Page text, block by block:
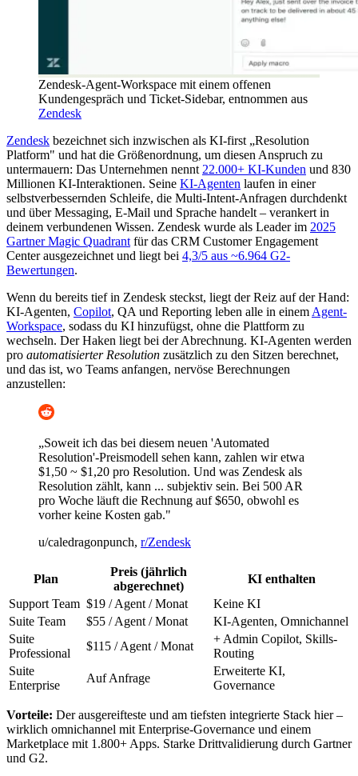
Zendesk-Agent-Workspace mit einem offenen
Kundengespräch und Ticket-Sidebar, entnommen aus
Zendesk
Zendesk bezeichnet sich inzwischen als KI-first „Resolution
Platform" und hat die Größenordnung, um diesen Anspruch zu
untermauern: Das Unternehmen nennt 22.000+ KI-Kunden und 830
Millionen KI-Interaktionen. Seine KI-Agenten laufen in einer
selbstverbessernden Schleife, die Multi-Intent-Anfragen durchdenkt
und über Messaging, E-Mail und Sprache handelt – verankert in
deinem verbundenen Wissen. Zendesk wurde als Leader im 2025
Gartner Magic Quadrant für das CRM Customer Engagement
Center ausgezeichnet und liegt bei 4,3/5 aus ~6.964 G2-
Bewertungen.
Wenn du bereits tief in Zendesk steckst, liegt der Reiz auf der Hand:
KI-Agenten, Copilot, QA und Reporting leben alle in einem Agent-
Workspace, sodass du KI hinzufügst, ohne die Plattform zu
wechseln. Der Haken liegt bei der Abrechnung. KI-Agenten werden
pro automatisierter Resolution zusätzlich zu den Sitzen berechnet,
und das ist, wo Teams anfangen, nervöse Berechnungen
anzustellen:
„Soweit ich das bei diesem neuen 'Automated
Resolution'-Preismodell sehen kann, zahlen wir etwa
$1,50 ~ $1,20 pro Resolution. Und was Zendesk als
Resolution zählt, kann ... subjektiv sein. Bei 500 AR
pro Woche läuft die Rechnung auf $650, obwohl es
vorher keine Kosten gab."
u/caledragonpunch, r/Zendesk
Plan
Preis (jährlich
abgerechnet)
KI enthalten
Support Team $19 / Agent / Monat
Keine KI
Suite Team
$55 / Agent / Monat
KI-Agenten, Omnichannel
Suite
Professional
$115 / Agent / Monat
+ Admin Copilot, Skills-
Routing
Suite
Enterprise
Auf Anfrage
Erweiterte KI,
Governance
Vorteile: Der ausgereifteste und am tiefsten integrierte Stack hier –
wirklich omnichannel mit Enterprise-Governance und einem
Marketplace mit 1.800+ Apps. Starke Drittvalidierung durch Gartner
und G2.